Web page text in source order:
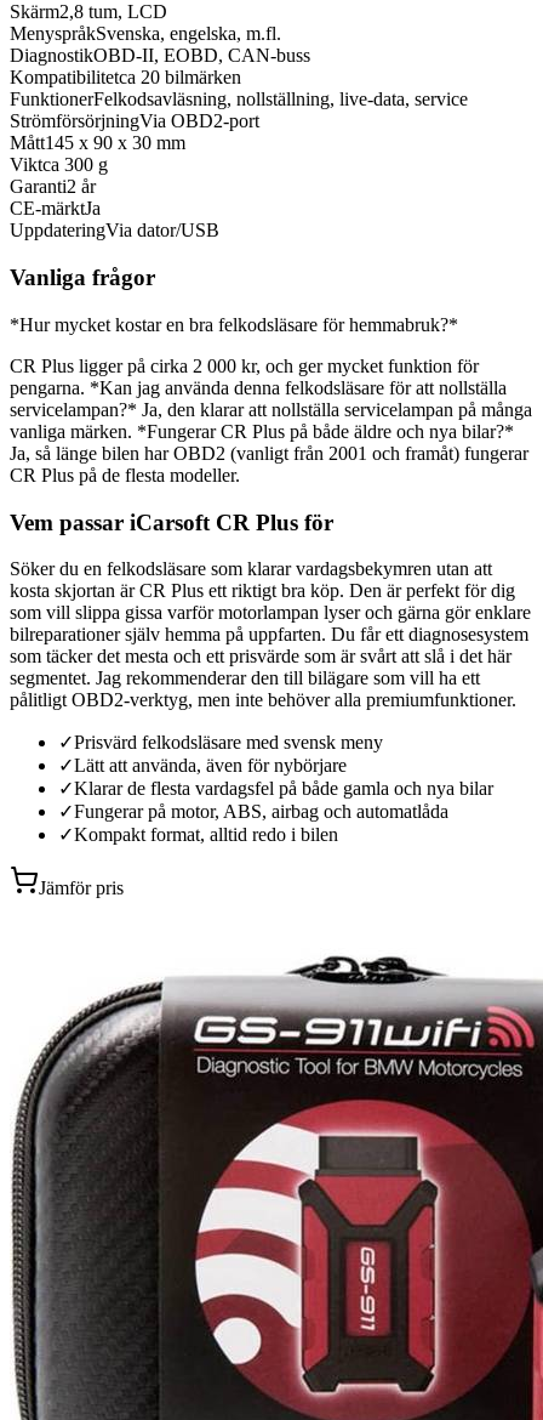
Skärm2,8 tum, LCD
MenyspråkSvenska, engelska, m.fl.
DiagnostikOBD-II, EOBD, CAN-buss
Kompatibilitetca 20 bilmärken
FunktionerFelkodsavläsning, nollställning, live-data, service
StrömförsörjningVia OBD2-port
Mått145 x 90 x 30 mm
Viktca 300 g
Garanti2 år
CE-märktJa
UppdateringVia dator/USB
Vanliga frågor
*Hur mycket kostar en bra felkodsläsare för hemmabruk?*
CR Plus ligger på cirka 2 000 kr, och ger mycket funktion för
pengarna. *Kan jag använda denna felkodsläsare för att nollställa
servicelampan?* Ja, den klarar att nollställa servicelampan på många
vanliga märken. *Fungerar CR Plus på både äldre och nya bilar?*
Ja, så länge bilen har OBD2 (vanligt från 2001 och framåt) fungerar
CR Plus på de flesta modeller.
Vem passar iCarsoft CR Plus för
Söker du en felkodsläsare som klarar vardagsbekymren utan att
kosta skjortan är CR Plus ett riktigt bra köp. Den är perfekt för dig
som vill slippa gissa varför motorlampan lyser och gärna gör enklare
bilreparationer själv hemma på uppfarten. Du får ett diagnosesystem
som täcker det mesta och ett prisvärde som är svårt att slå i det här
segmentet. Jag rekommenderar den till bilägare som vill ha ett
pålitligt OBD2-verktyg, men inte behöver alla premiumfunktioner.
✓Prisvärd felkodsläsare med svensk meny
✓Lätt att använda, även för nybörjare
✓Klarar de flesta vardagsfel på både gamla och nya bilar
✓Fungerar på motor, ABS, airbag och automatlåda
✓Kompakt format, alltid redo i bilen
Jämför pris